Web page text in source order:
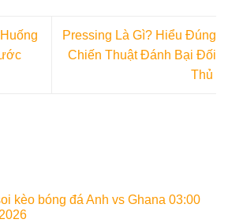
Pressing Là Gì? Hiểu Đúng
Chiến Thuật Đánh Bại Đối
Thủ
kèo bóng đá Anh vs Ghana 03:00